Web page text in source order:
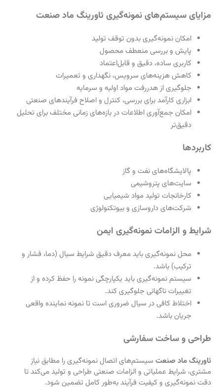
مزایای سیستم‌های نمونه‌گیری ئاورینگ ماد صنعت
امکان نمونه‌گیری بدون توقف تولید
پایش و بررسی منعطف محصول
کاربری ساده، دقیق و قابل‌اعتماد
کاهش هزینه‌های سرویس، نگهداری و تعمیرات
جلوگیری از هدررفت مواد اولیه و سرمایه
ابزاری کارآمد برای بررسی، کنترل و اصلاح فرآیندهای صنعتی
امکان جمع‌آوری اطلاعات در بازه‌های زمانی مختلف برای تحلیل
دقیق‌تر
کاربردها
پالایشگاه‌های نفت و گاز
سایت‌های پتروشیمی
کارخانجات تولید مواد شیمیایی
شرکت‌های داروسازی و بیوتکنولوژی
شرایط و الزامات نمونه‌گیری ایمن
محل نمونه‌گیری باید معرف دقیق شرایط سیال (دما، فشار و
ترکیب) باشد.
سیستم نمونه‌گیری باید یکپارچگی نمونه را حفظ کرده و از
تغییرات ناگهانی جلوگیری کند.
اختلاط کافی در سیال ضروری است تا نمونه نماینده واقعی
جریان باشد.
طراحی و ساخت سفارشی
ئاورینگ ماد صنعت سیستم‌های اتصال نمونه‌گیری را مطابق نیاز
مشتری، شرایط عملیاتی و الزامات صنعتی طراحی و تولید می‌کند تا
دقت نمونه‌گیری و کیفیت فرآیند به‌طور کامل تضمین شود.